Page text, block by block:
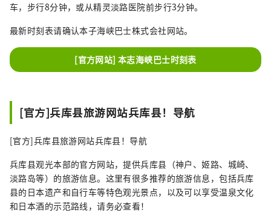
车，步行8分钟，或从精灵淡路医院前步行3分钟。
最新时刻表请确认本子海峡巴士株式会社网站。
[官方网站] 本志海峡巴士时刻表
[官方]兵库县旅游网站兵库县！导航
[官方]兵库县旅游网站兵库县！导航
兵库县观光本部的官方网站，提供兵库县（神户、姬路、城崎、
淡路岛等）的旅游信息。这里有很多推荐的旅游信息，包括兵库
县的日本遗产和自行车等特色观光景点，以及可以享受温泉文化
和日本酒的示范路线，请务必查看！